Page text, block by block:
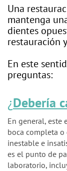
Una
mantenga
dientes
restauración
En este
preguntas:
¿Debería
En general, este
boca completa
inestable e
es el punto de
laboratorio,